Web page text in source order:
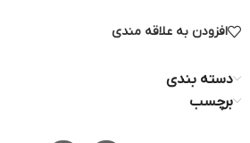
افزودن به علاقه مندی
دسته بندی
برچسب